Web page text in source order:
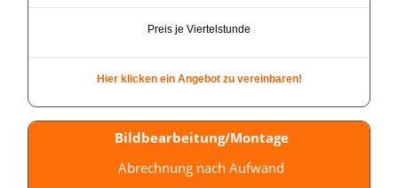
Preis je Viertelstunde
Hier klicken ein Angebot zu vereinbaren!
Bildbearbeitung/Montage
Abrechnung nach Aufwand